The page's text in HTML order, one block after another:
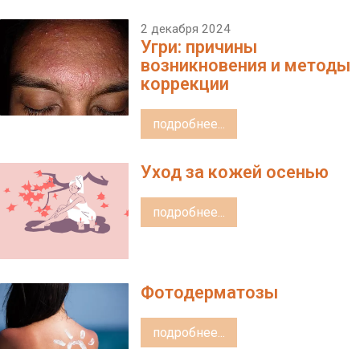
2 декабря 2024
Угри: причины
возникновения и методы
коррекции
подробнее...
Уход за кожей осенью
подробнее...
Фотодерматозы
подробнее...